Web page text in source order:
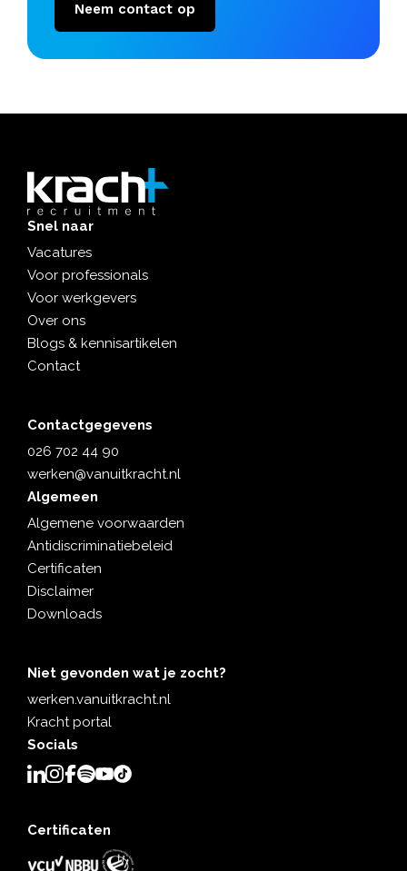
Neem contact op
Snel naar
Vacatures
Voor professionals
Voor werkgevers
Over ons
Blogs & kennisartikelen
Contact
Contactgegevens
026 702 44 90
werken@vanuitkracht.nl
Algemeen
Algemene voorwaarden
Antidiscriminatiebeleid
Certificaten
Disclaimer
Downloads
Niet gevonden wat je zocht?
werken.vanuitkracht.nl
Kracht portal
Socials
Certificaten